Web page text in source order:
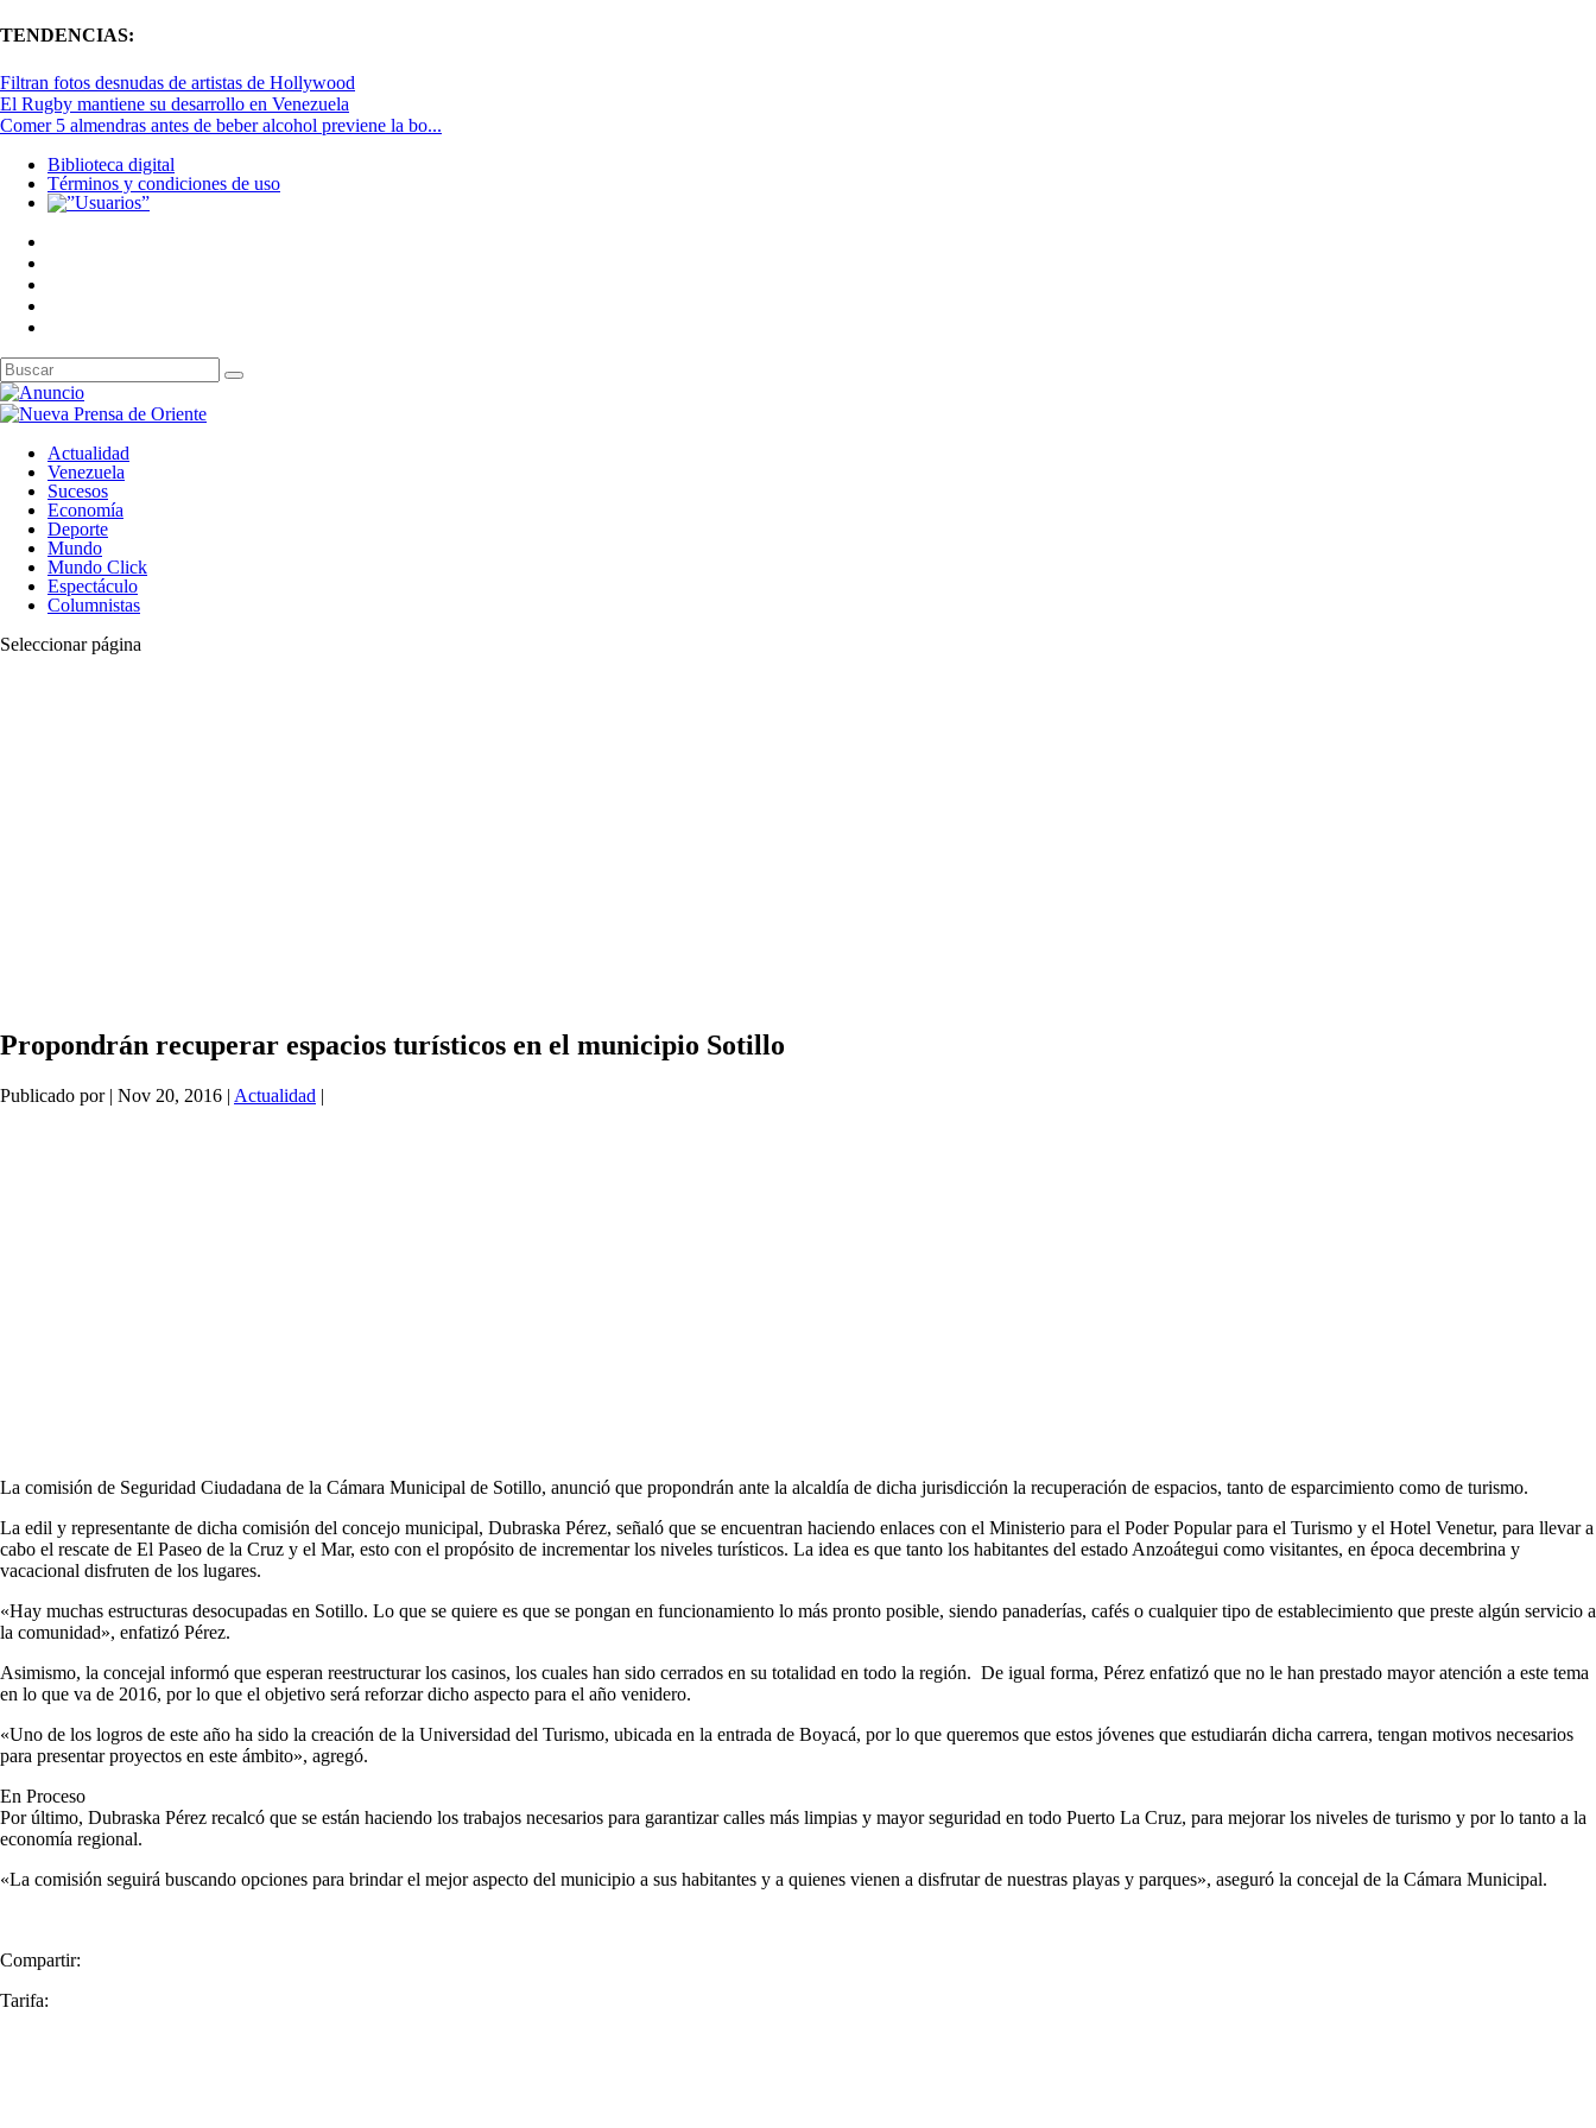
TENDENCIAS:
Filtran fotos desnudas de artistas de Hollywood
El Rugby mantiene su desarrollo en Venezuela
Comer 5 almendras antes de beber alcohol previene la bo...
Biblioteca digital
Términos y condiciones de uso
Actualidad
Venezuela
Sucesos
Economía
Deporte
Mundo
Mundo Click
Espectáculo
Columnistas
Seleccionar página
Propondrán recuperar espacios turísticos en el municipio Sotillo
Publicado por | Nov 20, 2016 | Actualidad |
La comisión de Seguridad Ciudadana de la Cámara Municipal de Sotillo, anunció que propondrán ante la alcaldía de dicha jurisdicción la recuperación de espacios, tanto de esparcimiento como de turismo.
La edil y representante de dicha comisión del concejo municipal, Dubraska Pérez, señaló que se encuentran haciendo enlaces con el Ministerio para el Poder Popular para el Turismo y el Hotel Venetur, para llevar a
cabo el rescate de El Paseo de la Cruz y el Mar, esto con el propósito de incrementar los niveles turísticos. La idea es que tanto los habitantes del estado Anzoátegui como visitantes, en época decembrina y
vacacional disfruten de los lugares.
«Hay muchas estructuras desocupadas en Sotillo. Lo que se quiere es que se pongan en funcionamiento lo más pronto posible, siendo panaderías, cafés o cualquier tipo de establecimiento que preste algún servicio a
la comunidad», enfatizó Pérez.
Asimismo, la concejal informó que esperan reestructurar los casinos, los cuales han sido cerrados en su totalidad en todo la región. De igual forma, Pérez enfatizó que no le han prestado mayor atención a este tema
en lo que va de 2016, por lo que el objetivo será reforzar dicho aspecto para el año venidero.
«Uno de los logros de este año ha sido la creación de la Universidad del Turismo, ubicada en la entrada de Boyacá, por lo que queremos que estos jóvenes que estudiarán dicha carrera, tengan motivos necesarios
para presentar proyectos en este ámbito», agregó.
En Proceso
Por último, Dubraska Pérez recalcó que se están haciendo los trabajos necesarios para garantizar calles más limpias y mayor seguridad en todo Puerto La Cruz, para mejorar los niveles de turismo y por lo tanto a la
economía regional.
«La comisión seguirá buscando opciones para brindar el mejor aspecto del municipio a sus habitantes y a quienes vienen a disfrutar de nuestras playas y parques», aseguró la concejal de la Cámara Municipal.
Compartir:
Tarifa: